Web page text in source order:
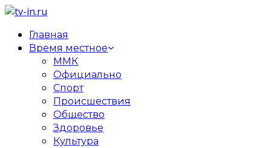
Главная
Время местное
ММК
Официально
Спорт
Происшествия
Общество
Здоровье
Культура